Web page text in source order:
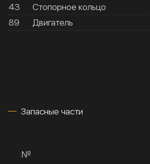
43
Стопорное кольцо
89
Двигатель
Запасные части
№